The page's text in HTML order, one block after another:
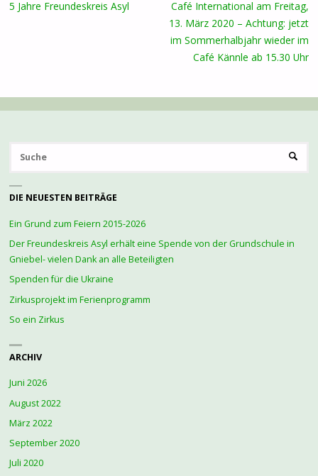
5 Jahre Freundeskreis Asyl
Café International am Freitag,
13. März 2020 – Achtung: jetzt
im Sommerhalbjahr wieder im
Café Kännle ab 15.30 Uhr
SUCHE
DIE NEUESTEN BEITRÄGE
Ein Grund zum Feiern 2015-2026
Der Freundeskreis Asyl erhält eine Spende von der Grundschule in
Gniebel- vielen Dank an alle Beteiligten
Spenden für die Ukraine
Zirkusprojekt im Ferienprogramm
So ein Zirkus
ARCHIV
Juni 2026
August 2022
März 2022
September 2020
Juli 2020